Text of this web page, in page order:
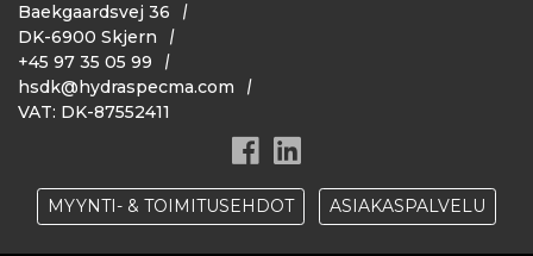
Baekgaardsvej 36
DK-6900 Skjern
+45 97 35 05 99
hsdk@hydraspecma.com
VAT: DK-87552411
MYYNTI- & TOIMITUSEHDOT ASIAKASPALVELU